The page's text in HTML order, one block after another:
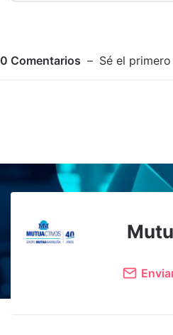
0 Comentarios Sé el